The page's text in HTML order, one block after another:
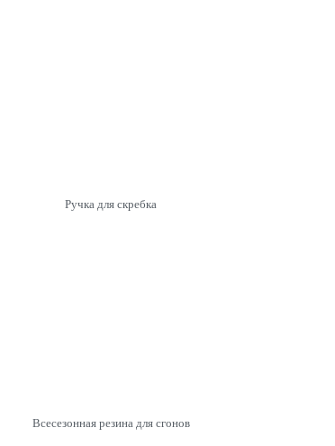
Ручка для скребка
Всесезонная резина для сгонов